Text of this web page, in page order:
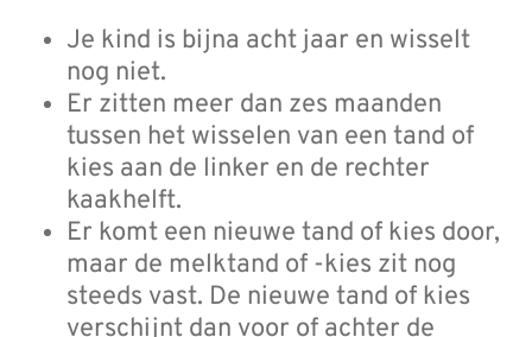
Je kind is bijna acht jaar en wisselt
nog niet.
Er zitten meer dan zes maanden
tussen het wisselen van een tand of
kies aan de linker en de rechter
kaakhelft.
Er komt een nieuwe tand of kies door,
maar de melktand of -kies zit nog
steeds vast. De nieuwe tand of kies
verschijnt dan voor of achter de